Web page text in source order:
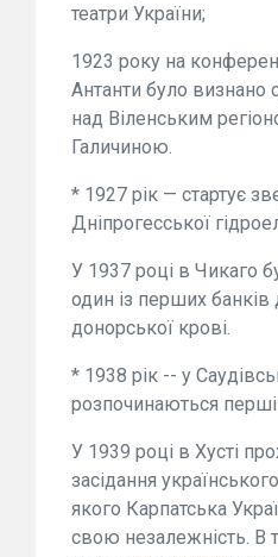
театри України;
1923 року на
Антанти було визнано
над Віленським
Галичиною.
* 1927 рік — стартує
Дніпрогесської
У 1937 році в Чикаго
один із перших банків
донорської крові.
* 1938 рік -- у
розпочинаються
У 1939 році в Хусті
засідання
якого Карпатська
свою незалежність. В